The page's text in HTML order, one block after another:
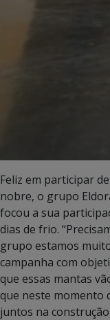
Feliz em participar
nobre, o grupo
focou a sua
dias de frio.
grupo estamos
campanha com
que essas mantas
que neste momento
juntos na